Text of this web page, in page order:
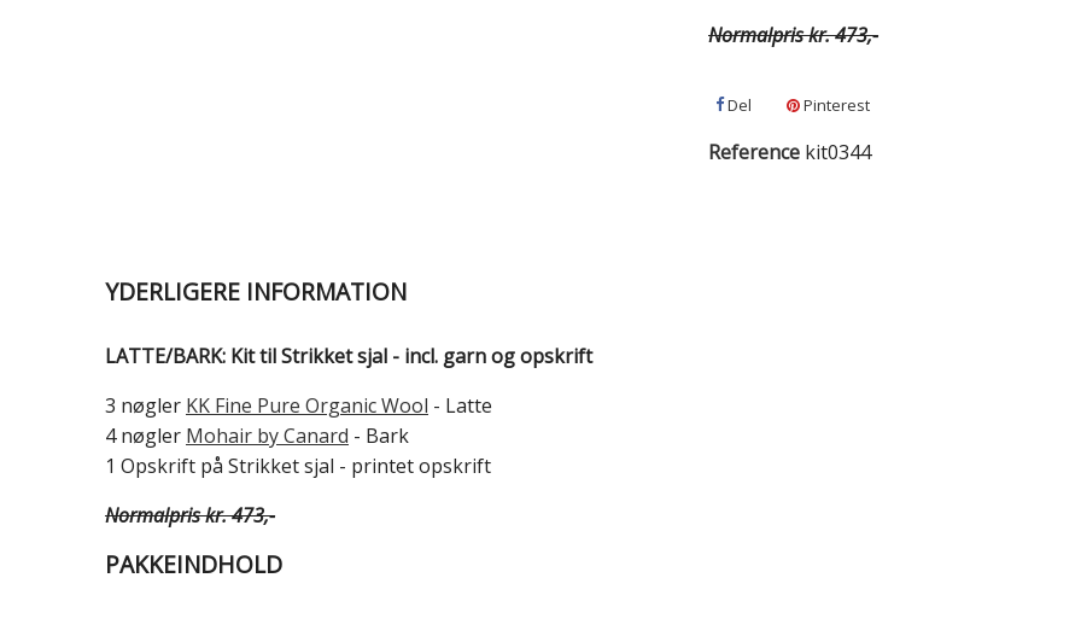
Normalpris kr. 473,-
Del Pinterest
Reference kit0344
YDERLIGERE INFORMATION
LATTE/BARK: Kit til Strikket sjal - incl. garn og opskrift
3 nøgler KK Fine Pure Organic Wool - Latte
4 nøgler Mohair by Canard - Bark
1 Opskrift på Strikket sjal - printet opskrift
Normalpris kr. 473,-
PAKKEINDHOLD